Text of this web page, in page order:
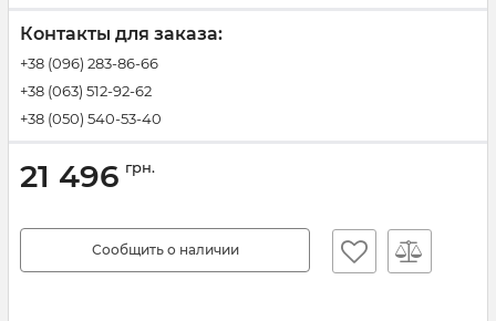
Контакты для заказа:
+38 (096) 283-86-66
+38 (063) 512-92-62
+38 (050) 540-53-40
21 496 грн.
Сообщить о наличии